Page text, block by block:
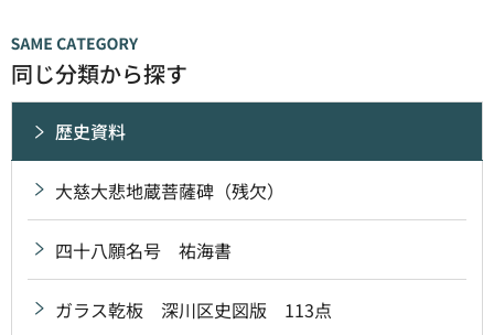
同じ分類から探す
歴史資料
大慈大悲地蔵菩薩碑（残欠）
四十八願名号 祐海書
ガラス乾板 深川区史図版 113点